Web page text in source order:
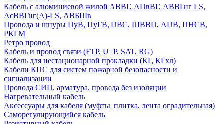
Кабель с алюминиевой жилой АВВГ, АПвВГ, АВВГнг LS,
АсВВГнг(А)-LS, АВБШв
Провода и шнуры ПуВ, ПуГВ, ПВС, ШВВП, АПВ, ПНСВ,
РКГМ
Ретро провод
Кабель и провод связи (FTP, UTP, SAT, RG)
Кабель для нестационарной прокладки (КГ, КГхл)
Кабели КПС для систем пожарной безопасности и
сигнализации
Провода СИП, арматура, провода без изоляции
Нагревательный кабель
Аксессуары для кабеля (муфты, плитка, лента оградительная)
Саморегулирующийся кабель